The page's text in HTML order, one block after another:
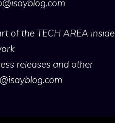
of the TECH AREA inside
releases and other